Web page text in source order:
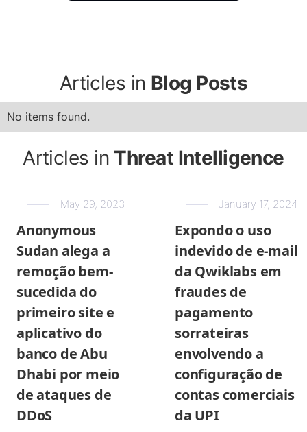
Articles in Blog Posts
No items found.
Articles in Threat Intelligence
May 29, 2023
Anonymous
Sudan alega a
remoção bem-
sucedida do
primeiro site e
aplicativo do
banco de Abu
Dhabi por meio
de ataques de
DDoS
January 17, 2024
Expondo o uso
indevido de e-mail
da Qwiklabs em
fraudes de
pagamento
sorrateiras
envolvendo a
configuração de
contas comerciais
da UPI